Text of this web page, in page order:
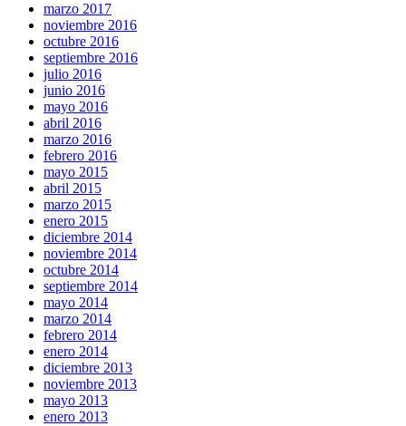
marzo 2017
noviembre 2016
octubre 2016
septiembre 2016
julio 2016
junio 2016
mayo 2016
abril 2016
marzo 2016
febrero 2016
mayo 2015
abril 2015
marzo 2015
enero 2015
diciembre 2014
noviembre 2014
octubre 2014
septiembre 2014
mayo 2014
marzo 2014
febrero 2014
enero 2014
diciembre 2013
noviembre 2013
mayo 2013
enero 2013